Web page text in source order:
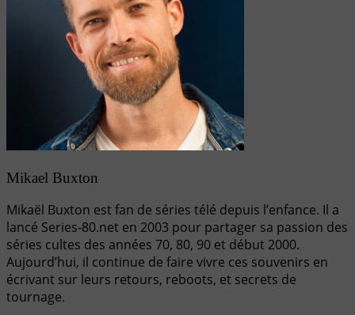
Mikael Buxton
Mikaël Buxton est fan de séries télé depuis l’enfance. Il a
lancé Series-80.net en 2003 pour partager sa passion des
séries cultes des années 70, 80, 90 et début 2000.
Aujourd’hui, il continue de faire vivre ces souvenirs en
écrivant sur leurs retours, reboots, et secrets de
tournage.